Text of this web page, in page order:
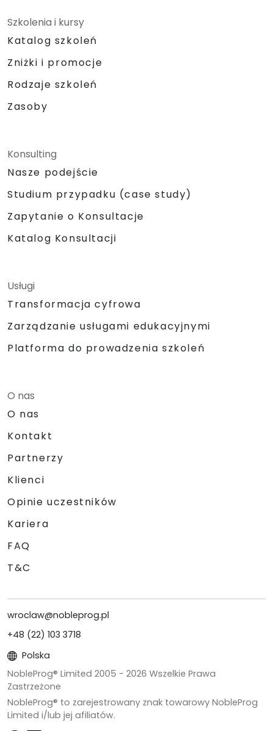
Szkolenia i kursy
Katalog szkoleń
Zniżki i promocje
Rodzaje szkoleń
Zasoby
Konsulting
Nasze podejście
Studium przypadku (case study)
Zapytanie o Konsultacje
Katalog Konsultacji
Usługi
Transformacja cyfrowa
Zarządzanie usługami edukacyjnymi
Platforma do prowadzenia szkoleń
O nas
O nas
Kontakt
Partnerzy
Klienci
Opinie uczestników
Kariera
FAQ
T&C
wroclaw@nobleprog.pl
+48 (22) 103 3718
Polska
NobleProg® Limited 2005 - 2026 Wszelkie Prawa
Zastrzeżone
NobleProg® to zarejestrowany znak towarowy NobleProg
Limited i/lub jej afiliatów.